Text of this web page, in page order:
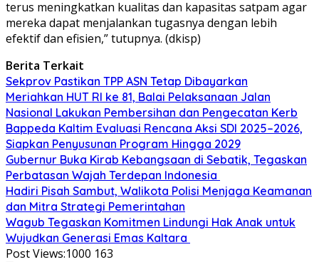
terus meningkatkan kualitas dan kapasitas satpam agar
mereka dapat menjalankan tugasnya dengan lebih
efektif dan efisien,” tutupnya. (dkisp)
Berita Terkait
Sekprov Pastikan TPP ASN Tetap Dibayarkan
Meriahkan HUT RI ke 81, Balai Pelaksanaan Jalan
Nasional Lakukan Pembersihan dan Pengecatan Kerb
Bappeda Kaltim Evaluasi Rencana Aksi SDI 2025–2026,
Siapkan Penyusunan Program Hingga 2029
Gubernur Buka Kirab Kebangsaan di Sebatik, Tegaskan
Perbatasan Wajah Terdepan Indonesia
Hadiri Pisah Sambut, Walikota Polisi Menjaga Keamanan
dan Mitra Strategi Pemerintahan
Wagub Tegaskan Komitmen Lindungi Hak Anak untuk
Wujudkan Generasi Emas Kaltara
Post Views:1000 163